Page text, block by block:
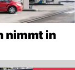
nimmt in